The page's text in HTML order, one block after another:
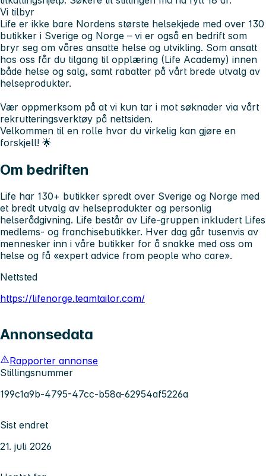
Vi tilbyr
Life er ikke bare Nordens største helsekjede med over 130
butikker i Sverige og Norge – vi er også en bedrift som
bryr seg om våres ansatte helse og utvikling. Som ansatt
hos oss får du tilgang til opplæring (Life Academy) innen
både helse og salg, samt rabatter på vårt brede utvalg av
helseprodukter.
Vær oppmerksom på at vi kun tar i mot søknader via vårt
rekrutteringsverktøy på nettsiden.
Velkommen til en rolle hvor du virkelig kan gjøre en
forskjell! 🌟
Om bedriften
Life har 130+ butikker spredt over Sverige og Norge med
et bredt utvalg av helseprodukter og personlig
helserådgivning. Life består av Life-gruppen inkludert Lifes
medlems- og franchisebutikker. Hver dag går tusenvis av
mennesker inn i våre butikker for å snakke med oss om
helse ​​og få «expert advice from people who care».
Nettsted
https://lifenorge.teamtailor.com/
Annonsedata
Rapporter annonse
Stillingsnummer
199c1a9b-4795-47cc-b58a-62954af5226a
Sist endret
21. juli 2026